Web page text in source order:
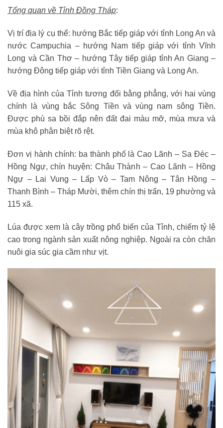
Tổng quan về Tỉnh Đồng Tháp:
Vị trí địa lý cụ thể: hướng Bắc tiếp giáp với tỉnh Long An và
nước Campuchia – hướng Nam tiếp giáp với tỉnh Vĩnh
Long và Cần Thơ – hướng Tây tiếp giáp tỉnh An Giang –
hướng Đông tiếp giáp với tỉnh Tiền Giang và Long An.
Về địa hình của Tỉnh tương đối bằng phẳng, với hai vùng
chính là vùng bắc Sông Tiền và vùng nam sông Tiền.
Được phù sa bồi đắp nên đất đai màu mỡ, mùa mưa và
mùa khô phân biệt rõ rệt.
Đơn vị hành chính: ba thành phố là Cao Lãnh – Sa Đéc –
Hồng Ngự, chín huyện: Châu Thành – Cao Lãnh – Hồng
Ngự – Lai Vung – Lấp Vò – Tam Nông – Tân Hồng –
Thanh Bình – Tháp Mười, thêm chín thị trấn, 19 phường và
115 xã.
Lúa được xem là cây trồng phổ biến của Tỉnh, chiếm tỷ lệ
cao trong ngành sản xuất nông nghiệp. Ngoài ra còn chăn
nuôi gia súc gia cầm như vịt.